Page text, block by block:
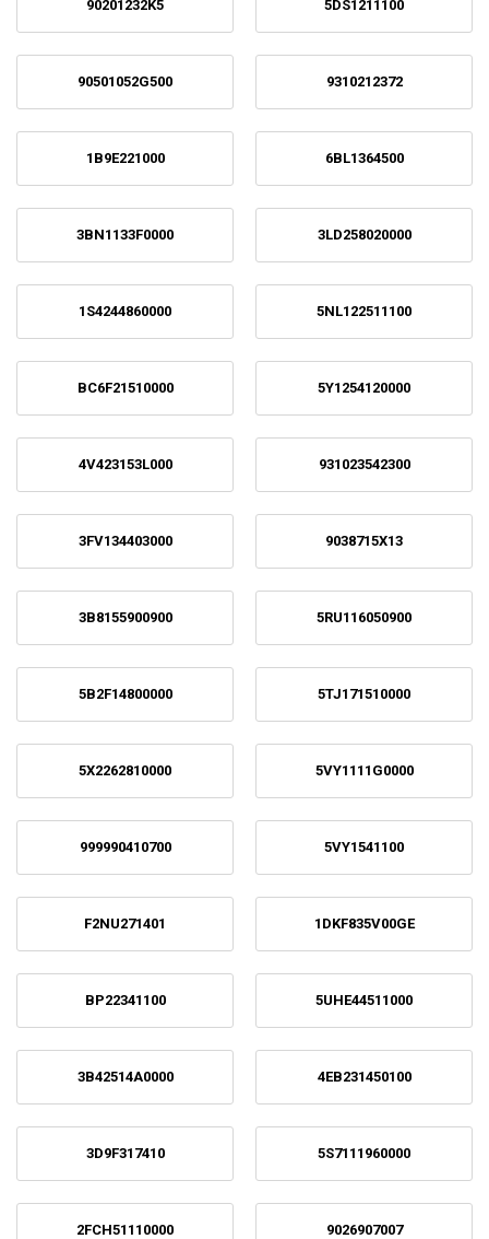
90201232K5 5DS1211100
90501052G500 9310212372
1B9E221000 6BL1364500
3BN1133F0000 3LD258020000
1S4244860000 5NL122511100
BC6F21510000 5Y1254120000
4V423153L000 931023542300
3FV134403000 9038715X13
3B8155900900 5RU116050900
5B2F14800000 5TJ171510000
5X2262810000 5VY1111G0000
999990410700 5VY1541100
F2NU271401 1DKF835V00GE
BP22341100 5UHE44511000
3B42514A0000 4EB231450100
3D9F317410 5S7111960000
2FCH51110000 9026907007